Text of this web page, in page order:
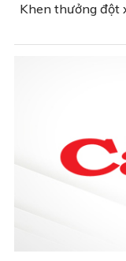
Khen thưởng đột